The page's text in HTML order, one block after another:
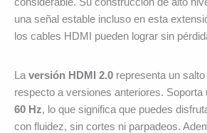
una señal estable incluso en esta
los cables HDMI pueden lograr sin
La versión HDMI 2.0 representa un
respecto a versiones anteriores. Soporta
60 Hz, lo que significa que puedes
con fluidez, sin cortes ni parpadeos.